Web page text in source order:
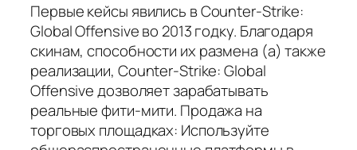
Первые кейсы явились в Counter-Strike:
Global Offensive во 2013 годку. Благодаря
скинам, способности их размена (а) также
реализации, Counter-Strike: Global
Offensive дозволяет зарабатывать
реальные фити-мити. Продажа на
торговых площадках: Используйте